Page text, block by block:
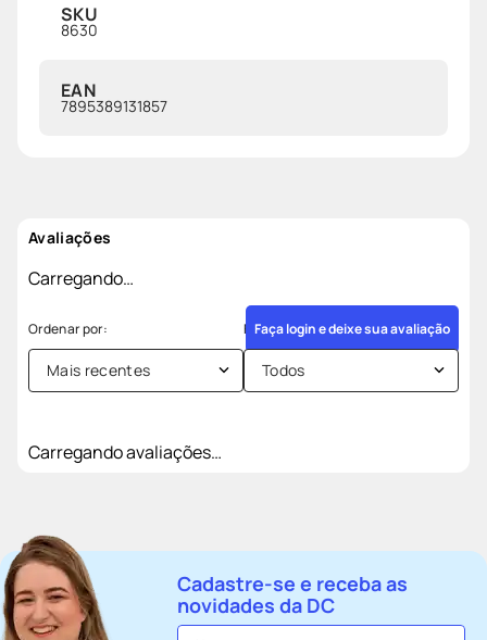
SKU
8630
EAN
7895389131857
Avaliações
Carregando…
Faça login e deixe sua avaliação
Mais recentes Todos
Carregando avaliações…
Cadastre-se e receba as
novidades da DC